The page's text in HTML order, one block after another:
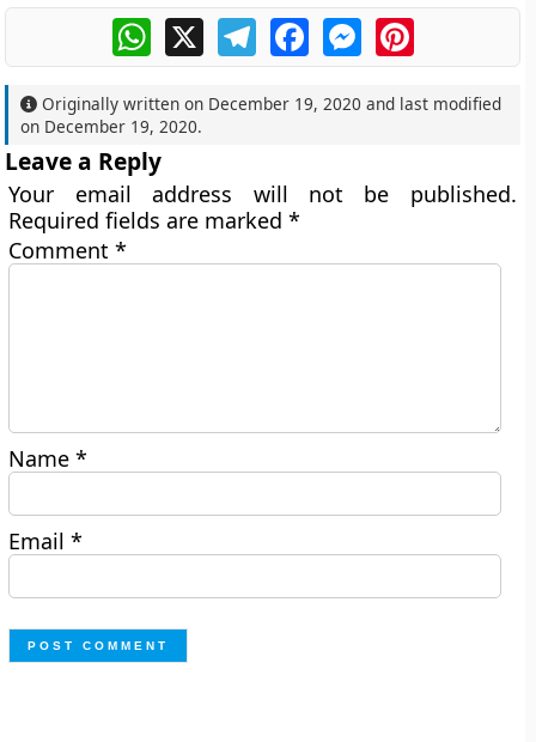
WhatsApp
X TelegramFacebookMessengerPinterest
Originally written on December 19, 2020 and last modified
on December 19, 2020.
Leave a Reply
Your email address will not be published.
Required fields are marked*
Comment*
Name*
Email*